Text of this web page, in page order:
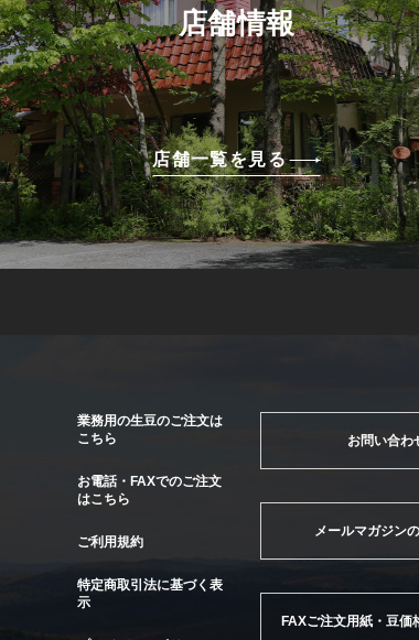
店舗情報
店舗一覧を見る
業務用の生豆のご注文は
こちら
お電話・FAXでのご注文
はこちら
ご利用規約
特定商取引法に基づく表
示
お問い合わ
メールマガジン
FAXご注文用紙・豆価